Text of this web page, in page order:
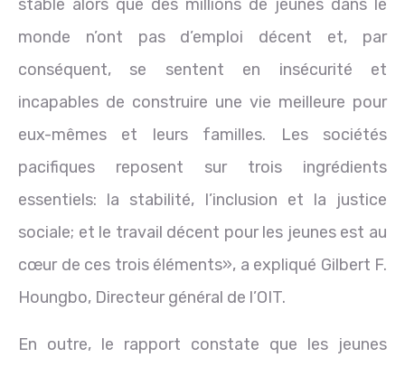
stable alors que des millions de jeunes dans le
monde n’ont pas d’emploi décent et, par
conséquent, se sentent en insécurité et
incapables de construire une vie meilleure pour
eux-mêmes et leurs familles. Les sociétés
pacifiques reposent sur trois ingrédients
essentiels: la stabilité, l’inclusion et la justice
sociale; et le travail décent pour les jeunes est au
cœur de ces trois éléments», a expliqué Gilbert F.
Houngbo, Directeur général de l’OIT.
En outre, le rapport constate que les jeunes